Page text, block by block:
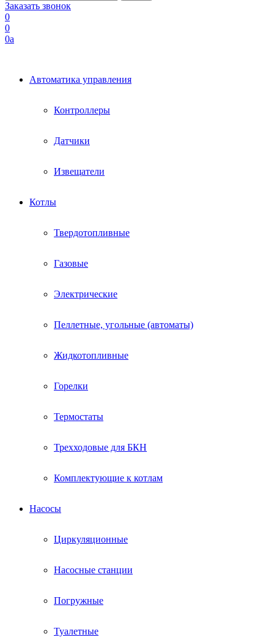
Заказать звонок
0
0
0a
Автоматика управления
Контроллеры
Датчики
Извещатели
Котлы
Твердотопливные
Газовые
Электрические
Пеллетные, угольные (автоматы)
Жидкотопливные
Горелки
Термостаты
Трехходовые для БКН
Комплектующие к котлам
Насосы
Циркуляционные
Насосные станции
Погружные
Туалетные